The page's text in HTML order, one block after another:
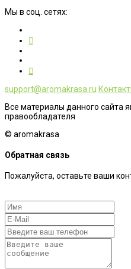
Мы в соц. сетях:
support@aromakrasa.ru
Все материалы данного сайта
правообладателя
© aromakrasa
Обратная связь
Пожалуйста, оставьте ваши